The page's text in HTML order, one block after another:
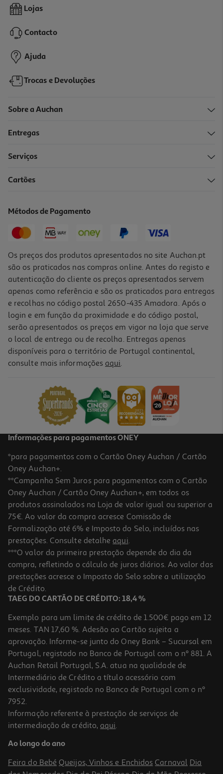
Tampões Tampax Compak Super 32
6,49 €
-25%
Price reduced from
4,29 €to
Promoção
Tampões Compak Ligeiro Com Aplicador Tampax 24 Un
-25%
Tampões Tampax Pearl Compak Superpl 36
0.17 €/un
Price reduced from
7,99 €to
5,99 €
Promoção
-25%
Tampões Pearl Compak Super Plus Com Aplicador Tampax 16 Un
0.2 €/un
3,21 €
Lojas
Contacto
Ajuda
Trocas e Devoluções
Sobre a Auchan
Entregas
Serviços
Cartões
Métodos de Pagamento
Os preços dos produtos apresentados no site Auchan.pt
são os praticados nas compras online. Antes do registo e
autenticação do cliente os preços apresentados servem
apenas como referência e são os praticados para entregas
e recolhas no código postal 2650-435 Amadora. Após o
login e em função da proximidade e do código postal,
serão apresentados os preços em vigor na loja que serve
o local de entrega ou de recolha. Entregas apenas
disponíveis para o território de Portugal continental,
consulte mais informações aqui.
Informações para pagamentos ONEY
*para pagamentos com o Cartão Oney Auchan / Cartão
Oney Auchan+.
**Campanha Sem Juros para pagamentos com o Cartão
Oney Auchan / Cartão Oney Auchan+, em todos os
produtos assinalados na Loja de valor igual ou superior a
75€. Ao valor da compra acresce Comissão de
Formalização até 6% e Imposto do Selo, incluídos nas
prestações. Consulte detalhe aqui.
***O valor da primeira prestação depende do dia da
compra, refletindo o cálculo de juros diários. Ao valor das
prestações acresce o Imposto do Selo sobre a utilização
de Crédito.
TAEG DO CARTÃO DE CRÉDITO: 18,4 %
Exemplo para um limite de crédito de 1.500€ pago em 12
meses. TAN 17,60 %. Adesão ao Cartão sujeita a
aprovação. Informe-se junto do Oney Bank – Sucursal em
Portugal, registado no Banco de Portugal com o nº 881. A
Auchan Retail Portugal, S.A. atua na qualidade de
Intermediário de Crédito a título acessório com
exclusividade, registado no Banco de Portugal com o nº
7952.
Informação referente à prestação de serviços de
intermediação de crédito, aqui.
Ao longo do ano
Feira do Bebé Queijos, Vinhos e Enchidos Carnaval Dia